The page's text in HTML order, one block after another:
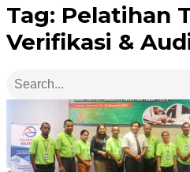
Tag: Pelatihan
Verifikasi &